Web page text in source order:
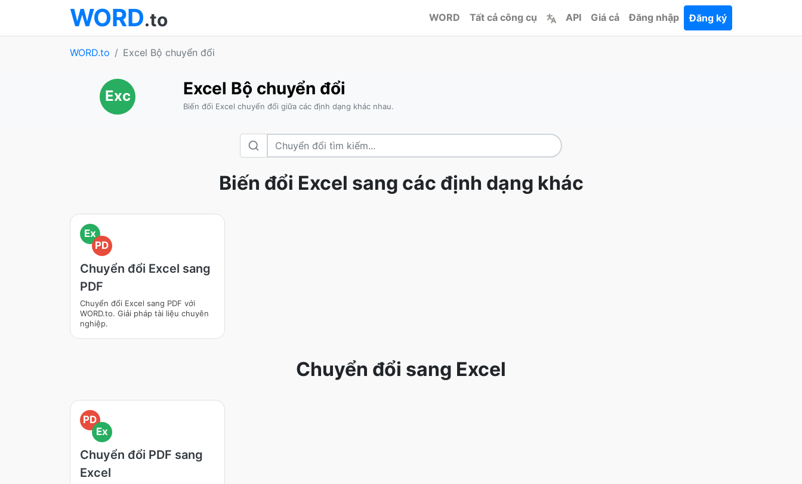
WORD.to WORD Tất cả công cụ API Giá cả Đăng nhập Đăng ký
WORD.to Excel Bộ chuyển đổi
Exc Excel Bộ chuyển đổi
Biến đổi Excel chuyển đổi giữa các định dạng khác nhau.
Biến đổi Excel sang các định dạng khác
Ex
PD
Chuyển đổi Excel sang
PDF
Chuyển đổi Excel sang PDF với
WORD.to. Giải pháp tài liệu chuyên
nghiệp.
Chuyển đổi sang Excel
PD
Ex
Chuyển đổi PDF sang
Excel